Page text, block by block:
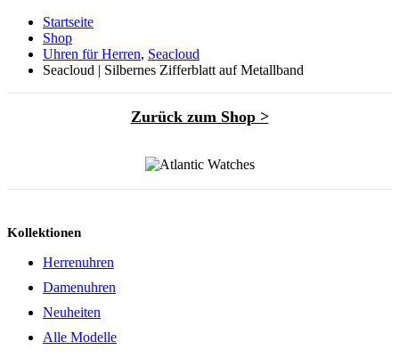
Startseite
Shop
Uhren für Herren, Seacloud
Seacloud | Silbernes Zifferblatt auf Metallband
Zurück zum Shop >
Kollektionen
Herrenuhren
Damenuhren
Neuheiten
Alle Modelle